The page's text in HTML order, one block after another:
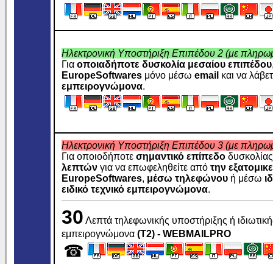
Ηλεκτρονική Υποστήριξη Επιπέδου 2 (με
Για οποιαδήποτε δυσκολία μεσαίου επιπέδου
EuropeSoftwares μόνο μέσω email και να
εμπειρογνώμονα.
Ηλεκτρονική Υποστήριξη Επιπέδου 3 (με
Για οποιοδήποτε σημαντικό επίπεδο
λεπτών για να επωφεληθείτε από την
EuropeSoftwares, μέσω τηλεφώνου ή μέσω
ειδικό τεχνικό εμπειρογνώμονα.
30 Λεπτά τηλεφωνικής υποστήριξης ή
εμπειρογνώμονα (T2) - WEBMAILPRO
☎